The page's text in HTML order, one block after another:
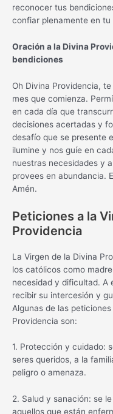
reconocer tus
confiar plenamente en tu
Oración a la Divina
bendiciones
Oh Divina Providencia,
mes que comienza.
en cada día que
decisiones acertadas y
desafío que se presente
ilumine y nos guíe en
nuestras necesidades y
provees en abundancia.
Amén.
Peticiones a la
Providencia
La Virgen de la Divina
los católicos como
necesidad y dificultad. A
recibir su intercesión y
Algunas de las
Providencia son:
1. Protección y cuidado:
seres queridos, a la
peligro o amenaza.
2. Salud y sanación: se
aquellos que están